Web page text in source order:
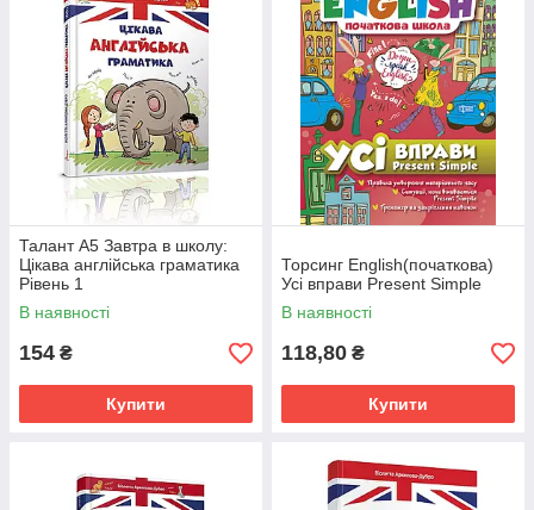
Талант А5 Завтра в школу:
Цікава англійська граматика
Рівень 1
В наявності
154 ₴
Купити
Торсинг English(початкова)
Усі вправи Present Simple
В наявності
118,80 ₴
Купити